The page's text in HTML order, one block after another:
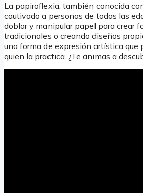
La papiroflexia, también conocida
cautivado a personas de todas las
doblar y manipular papel para crear
tradicionales o creando diseños
una forma de expresión artística
quien la practica. ¿Te animas a